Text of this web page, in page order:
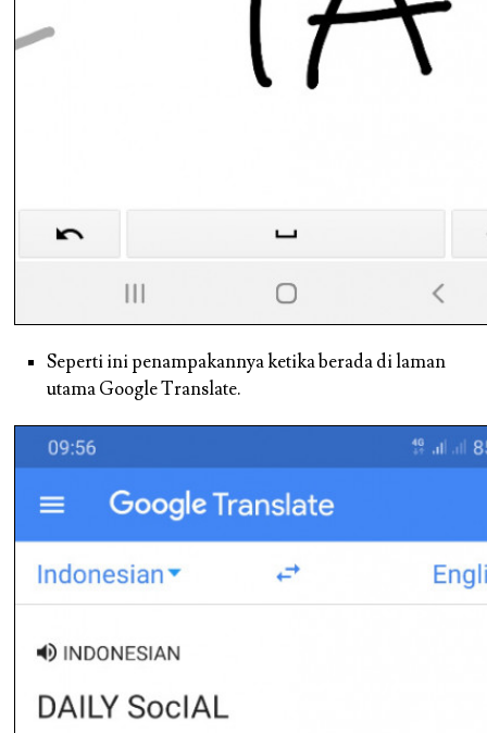
Seperti ini penampakannya ketika berada di laman
utama Google Translate.